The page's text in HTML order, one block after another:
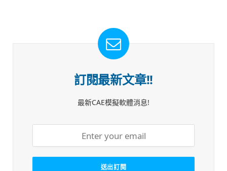
訂閱最新文章!!
最新CAE模擬軟體消息!